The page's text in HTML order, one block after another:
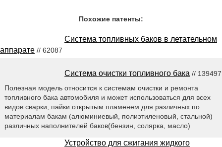
Похожие патенты:
Система топливных баков в летательном
аппарате // 62087
Система очистки топливного бака // 139497
Полезная модель относится к системам очистки и ремонта
топливного бака автомобиля и может использоваться для всех
видов сварки, пайки открытым пламенем для различных по
материалам бакам (алюминиевый, полиэтиленовый, стальной)
различных наполнителей баков(бензин, солярка, масло)
Устройство для сжигания жидкого